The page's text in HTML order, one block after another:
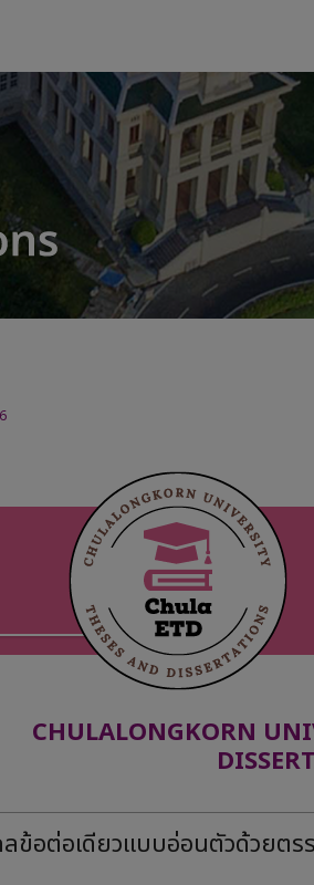
CHULALONGKORN
ข้อต่อเดียวแบบอ่อนตัวด้วยตร